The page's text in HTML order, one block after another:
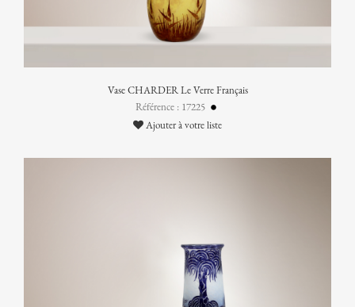
Vase CHARDER Le Verre Français
Référence : 17225
Ajouter à votre liste